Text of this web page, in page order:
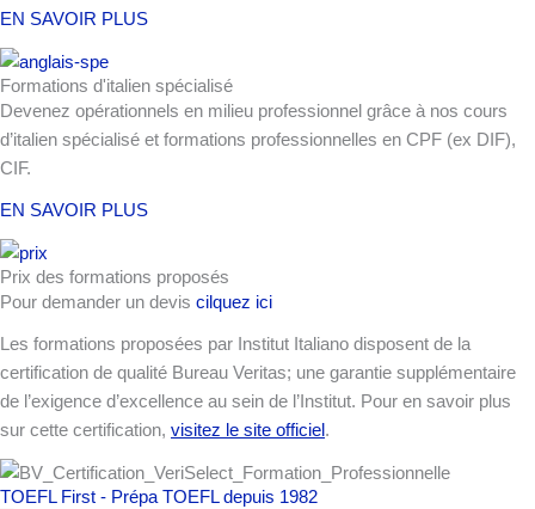
EN SAVOIR PLUS
Formations d'italien spécialisé
Devenez opérationnels en milieu professionnel grâce à nos cours
d’italien spécialisé et formations professionnelles en CPF (ex DIF),
CIF.
EN SAVOIR PLUS
Prix des formations proposés
Pour demander un devis cilquez ici
Les formations proposées par Institut Italiano disposent de la
certification de qualité Bureau Veritas; une garantie supplémentaire
de l’exigence d’excellence au sein de l’Institut. Pour en savoir plus
sur cette certification, visitez le site officiel .
TOEFL First - Prépa TOEFL depuis 1982